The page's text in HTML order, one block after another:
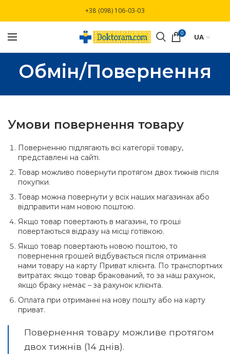
+38 (098) 106-03-03
0 UA
Обмін/Повернення
Умови повернення товару
Поверненню підлягають всі категорії товару,
представлені на сайті.
Товар можливо повернути протягом двох тижнів після
покупки.
Товар можна повернути у всіх наших магазинах або
відправити нам новою поштою.
Якщо товар повертають в магазині, то гроші
повертаються відразу на місці готівкою.
Якщо товар повертають новою поштою, то
повернення грошей відбувається після отримання
нами товару на карту Приват клієнта. По транспортних
витратах: якщо товар бракований, то за наш рахунок,
якщо браку немає – за рахунок клієнта.
Оплата при отриманні на нову пошту або на карту
приват.
Повернення товару можливе протягом
двох тижнів (14 днів).
Безкоштовна доставка при замовлені від